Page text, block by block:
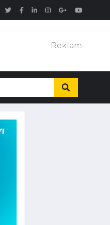
Reklam